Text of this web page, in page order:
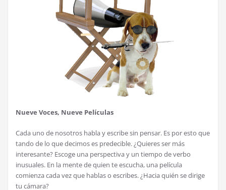
Nueve Voces, Nueve Películas
Cada uno de nosotros habla y escribe sin pensar. Es por esto que
tando de lo que decimos es predecible. ¿Quieres ser más
interesante? Escoge una perspectiva y un tiempo de verbo
inusuales. En la mente de quien te escucha, una película
comienza cada vez que hablas o escribes. ¿Hacia quién se dirige
tu cámara?